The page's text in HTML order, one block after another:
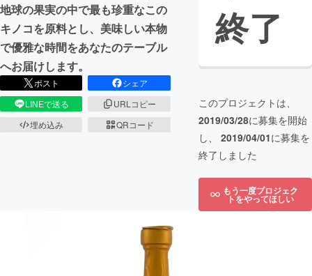
地球の果実の中で最も珍重なこの
キノコを原料とし、美味しい本物
で優雅な時間をあなたのテーブル
へお届けします。
ポスト
シェア
LINEで送る
URLコピー
埋め込み
QRコード
終了
このプロジェクトは、
2019/03/28に募集を開始
し、 2019/04/01に募集を
終了しました
もう一度プロジェク
トをやってほしい